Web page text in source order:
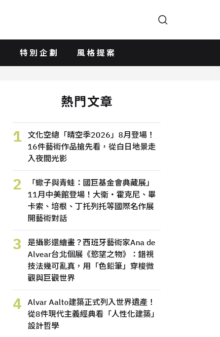
特別企劃 風格提案
熱門文章
1
文化空總「晴空季2026」8月登場！
16件藝術作品搶先看，從白日地景走
入夜間光影
2
「蠍子與青蛙：國巨基金會典藏展」
11月中美館登場！大衛・霍克尼、畢
卡索、培根、丁托列托等國際名作展
開藝術對話
3
是攝影還繪畫？西班牙藝術家Ana de
Alvear台北個展《慾望之物》：錯視
技法幾可亂真，用「色鉛筆」穿梭微
觀與巨觀世界
4
Alvar Aalto建築正式列入世界遺產！
從8件現代主義經典看「人性化建築」
設計哲學